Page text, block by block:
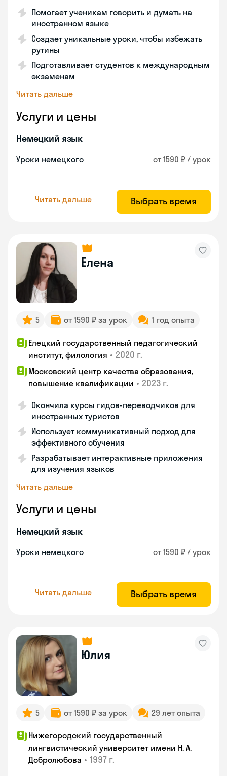
Помогает ученикам говорить и думать на
иностранном языке
Создает уникальные уроки, чтобы избежать
рутины
Подготавливает студентов к международным
экзаменам
Читать дальше
Услуги и цены
Немецкий язык
Уроки немецкого от 1590 ₽ / урок
Читать дальше Выбрать время
Елена
5 от 1590 ₽ за урок 1 год опыта
Елецкий государственный педагогический
институт, филология • 2020 г.
Московский центр качества образования,
повышение квалификации • 2023 г.
Окончила курсы гидов-переводчиков для
иностранных туристов
Использует коммуникативный подход для
эффективного обучения
Разрабатывает интерактивные приложения
для изучения языков
Читать дальше
Услуги и цены
Немецкий язык
Уроки немецкого от 1590 ₽ / урок
Читать дальше Выбрать время
Юлия
5 от 1590 ₽ за урок 29 лет опыта
Нижегородский государственный
лингвистический университет имени Н. А.
Добролюбова • 1997 г.